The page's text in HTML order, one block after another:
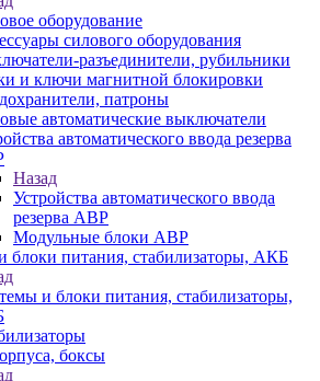
оборудование
силового оборудования
разъединители, рубильники
и ключи магнитной блокировки
патроны
автоматические выключатели
автоматического ввода резерва
Назад
Устройства автоматического ввода
резерва АВР
Модульные блоки АВР
блоки питания, стабилизаторы, АКБ
и блоки питания, стабилизаторы,
боксы